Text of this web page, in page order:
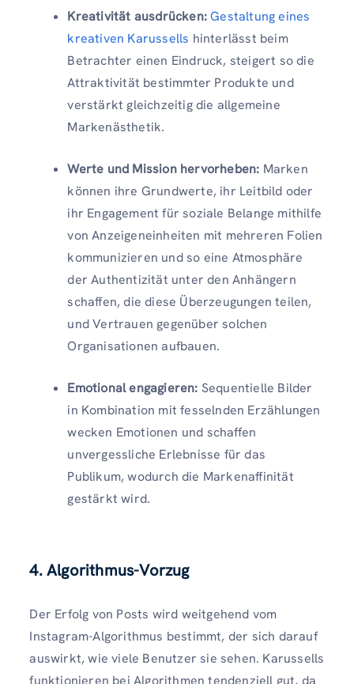
Kreativität ausdrücken: Gestaltung eines
kreativen Karussells hinterlässt beim
Betrachter einen Eindruck, steigert so die
Attraktivität bestimmter Produkte und
verstärkt gleichzeitig die allgemeine
Markenästhetik.
Werte und Mission hervorheben: Marken
können ihre Grundwerte, ihr Leitbild oder
ihr Engagement für soziale Belange mithilfe
von Anzeigeneinheiten mit mehreren Folien
kommunizieren und so eine Atmosphäre
der Authentizität unter den Anhängern
schaffen, die diese Überzeugungen teilen,
und Vertrauen gegenüber solchen
Organisationen aufbauen.
Emotional engagieren: Sequentielle Bilder
in Kombination mit fesselnden Erzählungen
wecken Emotionen und schaffen
unvergessliche Erlebnisse für das
Publikum, wodurch die Markenaffinität
gestärkt wird.
4. Algorithmus-Vorzug
Der Erfolg von Posts wird weitgehend vom
Instagram-Algorithmus bestimmt, der sich darauf
auswirkt, wie viele Benutzer sie sehen. Karussells
funktionieren bei Algorithmen tendenziell gut, da